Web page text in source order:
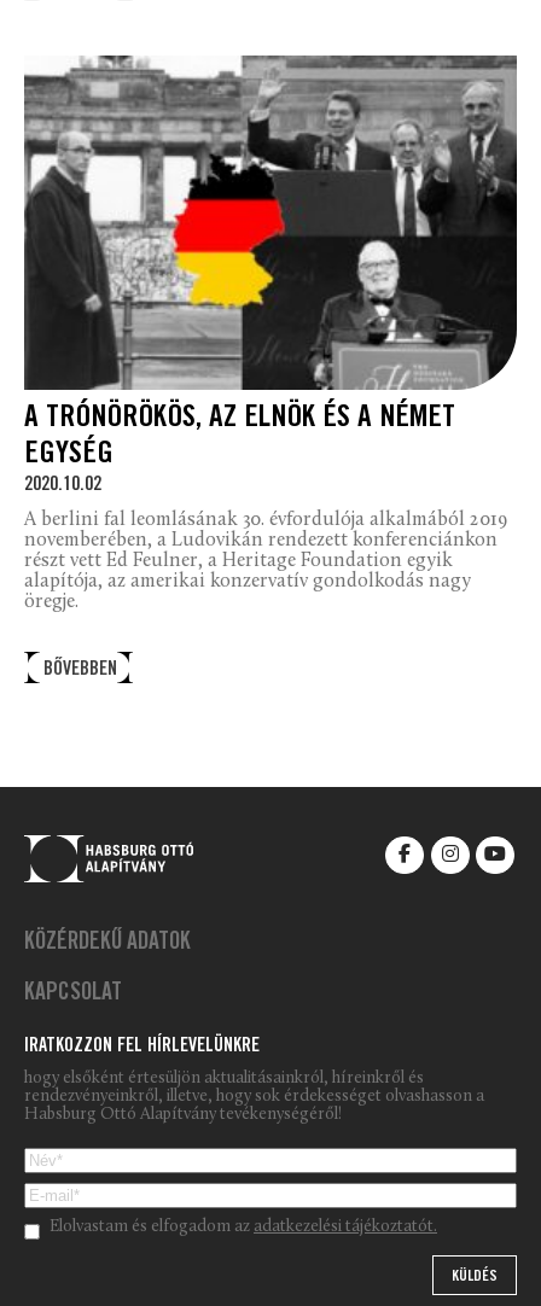
A TRÓNÖRÖKÖS, AZ ELNÖK ÉS A NÉMET
EGYSÉG
2020.10.02
A berlini fal leomlásának 30. évfordulója alkalmából 2019
novemberében, a Ludovikán rendezett konferenciánkon
részt vett Ed Feulner, a Heritage Foundation egyik
alapítója, az amerikai konzervatív gondolkodás nagy
öregje.
BŐVEBBEN
KÖZÉRDEKŰ ADATOK
KAPCSOLAT
IRATKOZZON FEL HÍRLEVELÜNKRE
hogy elsőként értesüljön aktualitásainkról, híreinkről és
rendezvényeinkről, illetve, hogy sok érdekességet olvashasson a
Habsburg Ottó Alapítvány tevékenységéről!
Please leave this field empty.
Elolvastam és elfogadom az adatkezelési tájékoztatót.